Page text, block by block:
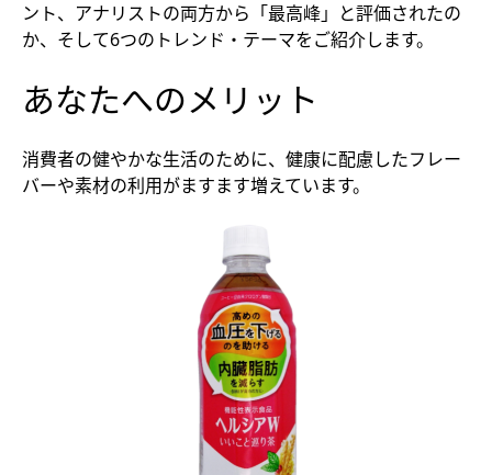
ント、アナリストの両方から「最高峰」と評価されたの
か、そして6つのトレンド・テーマをご紹介します。
あなたへのメリット
消費者の健やかな生活のために、健康に配慮したフレー
バーや素材の利用がますます増えています。